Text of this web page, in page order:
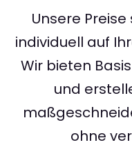
Unsere
individuell auf
Wir bieten
und
ohne